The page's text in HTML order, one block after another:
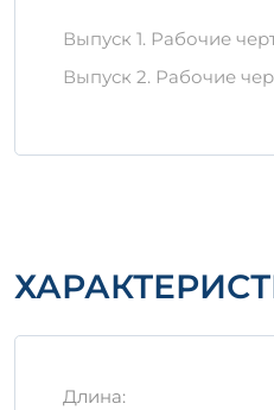
Долговечность:
Устойчивость:
Экономичность:
При
Выпуск 1. Рабочие
Выпуск 2. Рабочие
Длина: